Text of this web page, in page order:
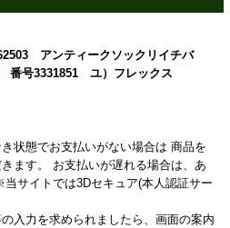
アンティークソックリイチバ
号3331851 ユ）フレックス
状態でお支払いがない場合は 商品を
ます。 お支払いが遅れる場合は、あ
サイトでは3Dセキュア(本人認証サー
入力を求められましたら、画面の案内